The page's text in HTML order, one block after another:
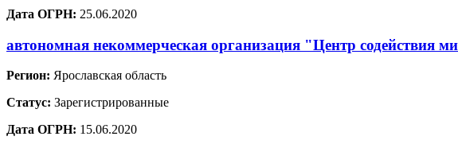
Дата ОГРН: 25.06.2020
автономная некоммерческая организация "Центр содействия
Регион: Ярославская область
Статус: Зарегистрированные
Дата ОГРН: 15.06.2020